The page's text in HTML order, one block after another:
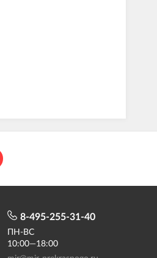
8-495-255-31-40
ПН-ВС
10:00—18:00